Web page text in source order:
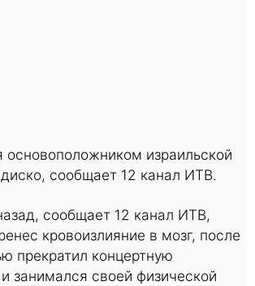
основоположником израильской
сообщает 12 канал ИТВ.
сообщает 12 канал ИТВ,
кровоизлияние в мозг, после
прекратил концертную
занимался своей физической